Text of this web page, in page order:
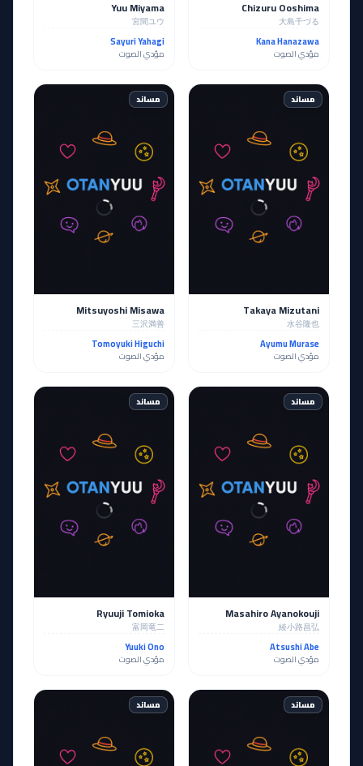
Chizuru Ooshima
大島千づる
Kana Hanazawa
مؤدي الصوت
Yuu Miyama
宮間ユウ
Sayuri Yahagi
مؤدي الصوت
مساند
Takaya Mizutani
水谷隆也
Ayumu Murase
مؤدي الصوت
مساند
Mitsuyoshi Misawa
三沢満善
Tomoyuki Higuchi
مؤدي الصوت
مساند
Masahiro Ayanokouji
綾小路昌弘
Atsushi Abe
مؤدي الصوت
مساند
Ryuuji Tomioka
富岡竜二
Yuuki Ono
مؤدي الصوت
مساند مساند